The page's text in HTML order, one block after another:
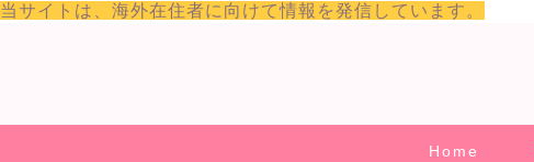
当サイトは、海外在住者に向けて情報を発信しています。
Home